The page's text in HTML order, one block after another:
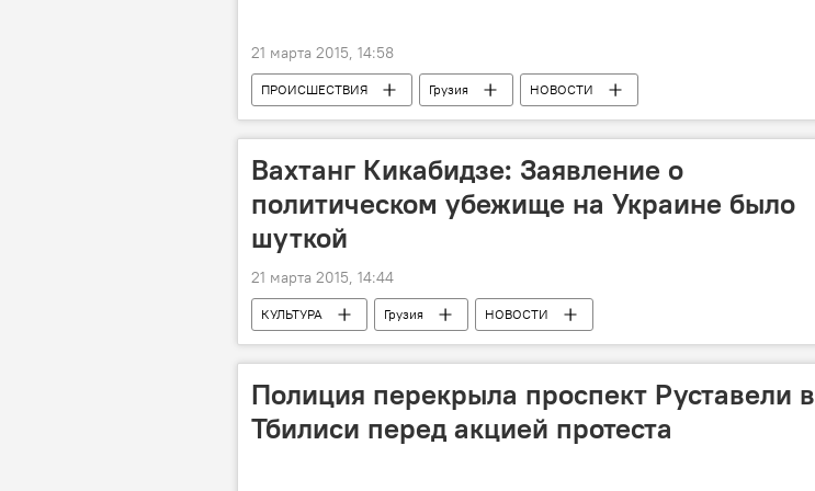
21 марта 2015, 14:58
ПРОИСШЕСТВИЯ Грузия НОВОСТИ
Вахтанг Кикабидзе: Заявление о
политическом убежище на Украине было
шуткой
21 марта 2015, 14:44
КУЛЬТУРА Грузия НОВОСТИ
Полиция перекрыла проспект Руставели в
Тбилиси перед акцией протеста